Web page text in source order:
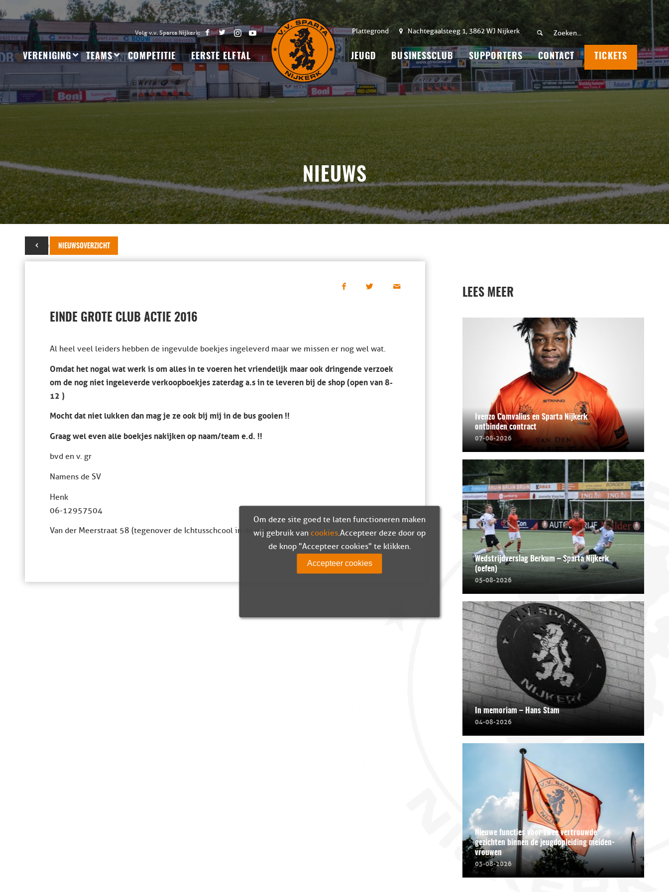
Plattegrond Nachtegaalsteeg 1, 3862 WJ Nijkerk
VERENIGING TEAMS COMPETITIE EERSTE ELFTAL JEUGD BUSINESSCLUB SUPPORTERS CONTACT TICKETS
NIEUWS
NIEUWSOVERZICHT
07 november 2016
EINDE GROTE CLUB ACTIE 2016
Al heel veel leiders hebben de ingevulde boekjes ingeleverd maar we missen er nog wel wat.
Omdat het nogal wat werk is om alles in te voeren het vriendelijk maar ook dringende verzoek
om de nog niet ingeleverde verkoopboekjes zaterdag a.s in te leveren bij de shop (open van 8-
12 )
Mocht dat niet lukken dan mag je ze ook bij mij in de bus gooien !!
Graag wel even alle boekjes nakijken op naam/team e.d. !!
bvd en v. gr
Namens de SV
Henk
06-12957504
Van der Meerstraat 58 (tegenover de Ichtusschcool in de wijk Corlaer)
LEES MEER
Ivenzo Comvalius en Sparta Nijkerk
ontbinden contract
07-08-2026
Wedstrijdverslag Berkum – Sparta Nijkerk
(oefen)
05-08-2026
In memoriam – Hans Stam
04-08-2026
Nieuwe functies voor twee vertrouwde
gezichten binnen de jeugdopleiding meiden-
vrouwen
03-08-2026
Om deze site goed te laten functioneren maken
wij gebruik van cookies. Accepteer deze door op
de knop "Accepteer cookies" te klikken.
Accepteer cookies